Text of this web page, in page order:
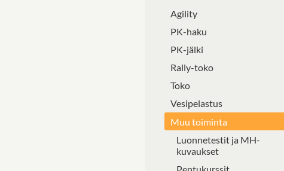
Agility
PK-haku
PK-jälki
Rally-toko
Toko
Vesipelastus
Muu toiminta
Luonnetestit ja MH-
kuvaukset